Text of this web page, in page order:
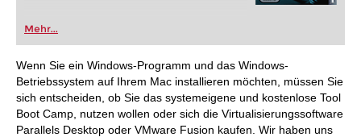
Mehr...
Wenn Sie ein Windows-Programm und das Windows-
Betriebssystem auf Ihrem Mac installieren möchten, müssen Sie
sich entscheiden, ob Sie das systemeigene und kostenlose Tool
Boot Camp, nutzen wollen oder sich die Virtualisierungssoftware
Parallels Desktop oder VMware Fusion kaufen. Wir haben uns